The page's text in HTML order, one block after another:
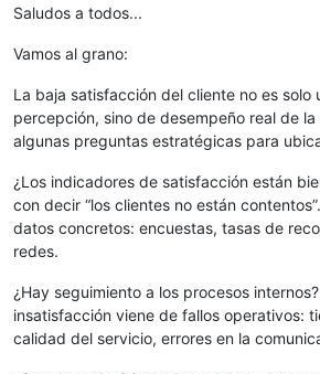
Saludos a todos...
Vamos al grano:
La baja satisfacción del cliente no es solo
percepción, sino de desempeño real de
algunas preguntas estratégicas para
¿Los indicadores de satisfacción están
con decir “los clientes no están
datos concretos: encuestas, tasas de
redes.
¿Hay seguimiento a los procesos
insatisfacción viene de fallos operativos:
calidad del servicio, errores en la